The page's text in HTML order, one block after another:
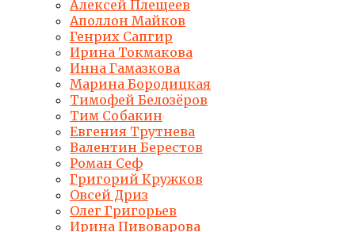
Алексей Плещеев
Аполлон Майков
Генрих Сапгир
Ирина Токмакова
Инна Гамазкова
Марина Бородицкая
Тимофей Белозёров
Тим Собакин
Евгения Трутнева
Валентин Берестов
Роман Сеф
Григорий Кружков
Овсей Дриз
Олег Григорьев
Ирина Пивоварова